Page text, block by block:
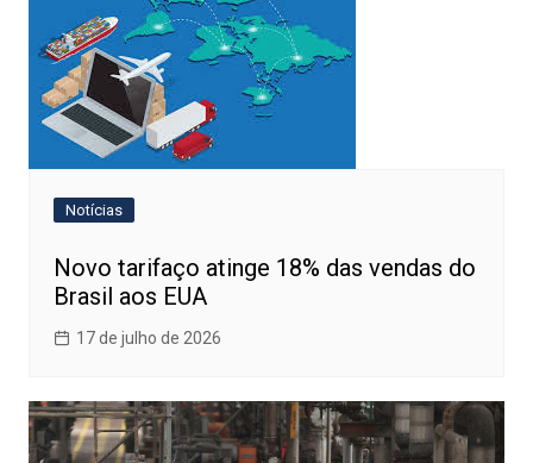
Notícias
Novo tarifaço atinge 18% das vendas do
Brasil aos EUA
17 de julho de 2026